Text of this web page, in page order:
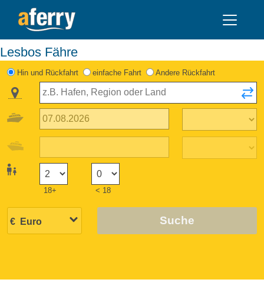
Lesbos Fähre
Hin und Rückfahrt einfache Fahrt Andere Rückfahrt
18+ < 18
Suche